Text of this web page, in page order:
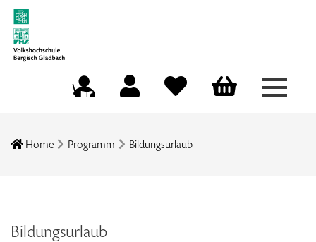
Menü
Home Programm Bildungsurlaub
Bildungsurlaub